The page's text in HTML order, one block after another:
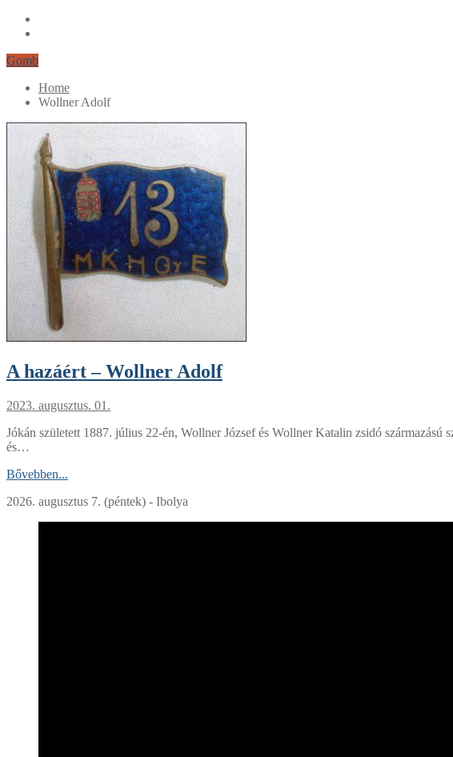
Gomb
Home
Wollner Adolf
A hazáért – Wollner Adolf
2023. augusztus. 01.
Jókán született 1887. július 22-én, Wollner József és Wollner Katalin zsidó
és…
Bővebben...
2026. augusztus 7. (péntek) - Ibolya